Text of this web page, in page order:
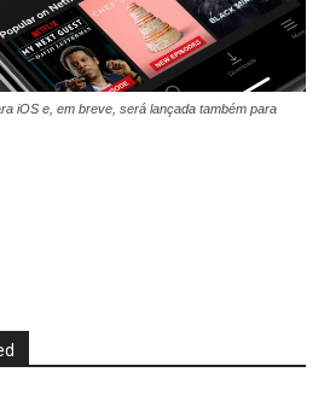
iOS e, em breve, será lançada também para